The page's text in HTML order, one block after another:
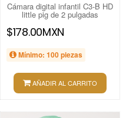
Cámara digital infantil C3-B HD
little pig de 2 pulgadas
$178.00MXN
Mínimo: 100 piezas
AÑADIR AL CARRITO